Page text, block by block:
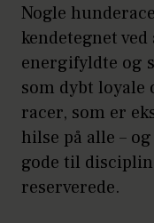
Nogle
kendetegnet
energifyldte og
som dybt loyale
racer, som er
hilse på alle –
gode til
reserverede.